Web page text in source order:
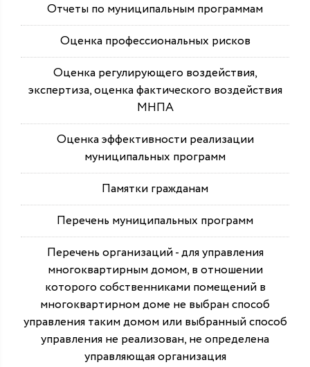
Отчеты по муниципальным программам
Оценка профессиональных рисков
Оценка регулирующего воздействия,
экспертиза, оценка фактического воздействия
МНПА
Оценка эффективности реализации
муниципальных программ
Памятки гражданам
Перечень муниципальных программ
Перечень организаций - для управления
многоквартирным домом, в отношении
которого собственниками помещений в
многоквартирном доме не выбран способ
управления таким домом или выбранный способ
управления не реализован, не определена
управляющая организация